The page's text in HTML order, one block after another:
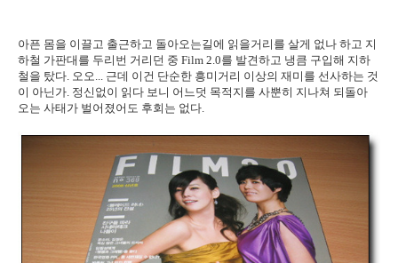
아픈 몸을 이끌고 출근하고 돌아오는길에 읽을거리를 살게 없나 하고 지
하철 가판대를 두리번 거리던 중 Film 2.0를 발견하고 냉큼 구입해 지하
철을 탔다. 오오... 근데 이건 단순한 흥미거리 이상의 재미를 선사하는 것
이 아닌가. 정신없이 읽다 보니 어느덧 목적지를 사뿐히 지나쳐 되돌아
오는 사태가 벌어졌어도 후회는 없다.